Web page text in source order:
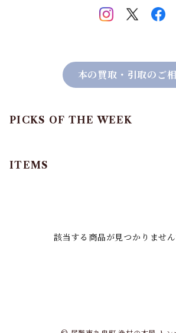
本の買取・引取のご
PICKS OF THE WEEK
ITEMS
該当する商品が見つかりません